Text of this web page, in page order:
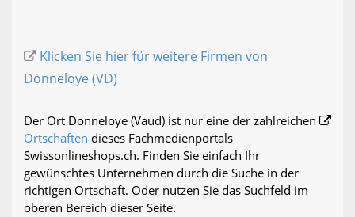
Klicken Sie hier für weitere Firmen von
Donneloye (VD)
Der Ort Donneloye (Vaud) ist nur eine der zahlreichen
Ortschaften dieses Fachmedienportals
Swissonlineshops.ch. Finden Sie einfach Ihr
gewünschtes Unternehmen durch die Suche in der
richtigen Ortschaft. Oder nutzen Sie das Suchfeld im
oberen Bereich dieser Seite.